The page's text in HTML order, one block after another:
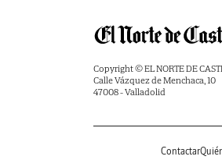
Copyright © EL NORTE DE
Calle Vázquez de Menchaca, 10
47008 - Valladolid
Contactar